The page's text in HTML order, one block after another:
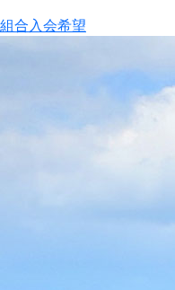
組合入会希望